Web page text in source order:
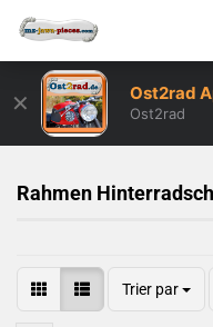
✕ Ost2rad
Ost2rad
Rahmen
Trier par